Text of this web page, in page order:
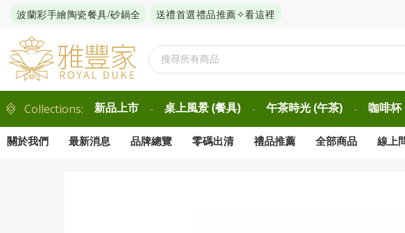
波蘭彩手繪陶瓷餐具/砂鍋全 送禮首選禮品推薦✧看這裡
Collections: 新品上市 - 桌上風景 (餐具) - 午茶時光 (午茶) - 咖啡杯
關於我們 最新消息 品牌總覽 零碼出清 禮品推薦 全部商品 線上